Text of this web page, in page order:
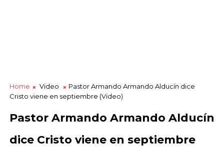
Home Video
Pastor Armando Armando Alducín dice
Cristo viene en septiembre (Video)
Pastor Armando Armando Alducín
dice Cristo viene en septiembre